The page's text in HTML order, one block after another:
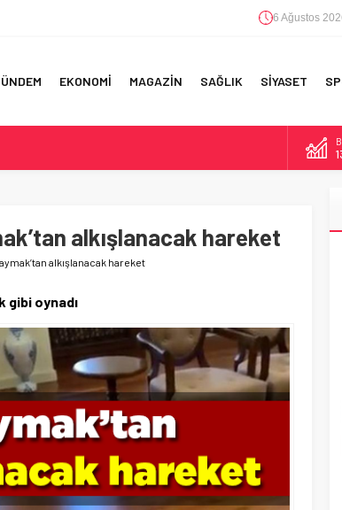
6 Ağustos
EKONOMİ MAGAZİN SAĞLIK SİYASET
BÜYÜK HATALARalkışlanacak hareket
alkışlanacak hareket
gibi oynadı